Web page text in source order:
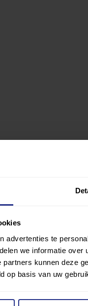
advertenties te
we informatie
kunnen deze
op basis van uw